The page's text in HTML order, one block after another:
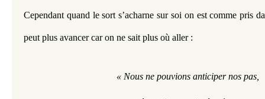
Cependant quand le sort s’acharne sur soi on est comme pris
peut plus avancer car on ne sait plus où aller :
« Nous ne pouvions anticiper nos pas,